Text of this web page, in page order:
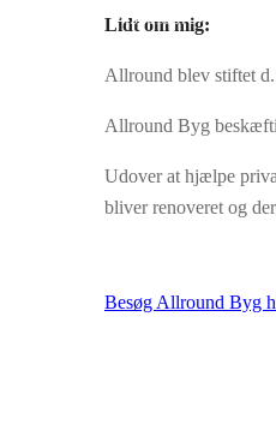
Kontakt os på: +4566160707
Lidt om mig:
Allround blev stiftet
Allround Byg
Udover at hjælpe
bliver renoveret og
Besøg Allround Byg